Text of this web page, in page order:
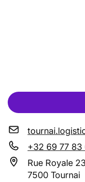
+32 69 77 83
Rue Royale 23
7500 Tournai